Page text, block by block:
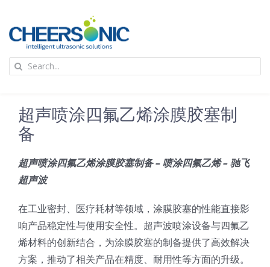
content
应用
超声波设备
技术及原理
氢能技术科普
新闻
Search
超声喷涂四氟乙烯涂膜胶塞制
备
超声喷涂四氟乙烯涂膜胶塞制备 – 喷涂四氟乙烯 – 驰飞
超声波
在工业密封、医疗耗材等领域，涂膜胶塞的性能直接影
响产品稳定性与使用安全性。超声波喷涂设备与四氟乙
烯材料的创新结合，为涂膜胶塞的制备提供了高效解决
方案，推动了相关产品在精度、耐用性等方面的升级。